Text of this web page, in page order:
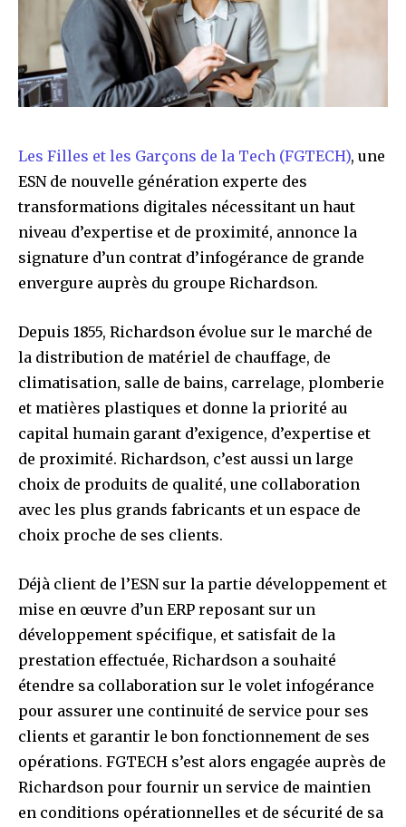
Les Filles et les Garçons de la Tech (FGTECH), une
ESN de nouvelle génération experte des
transformations digitales nécessitant un haut
niveau d’expertise et de proximité, annonce la
signature d’un contrat d’infogérance de grande
envergure auprès du groupe Richardson.
Depuis 1855, Richardson évolue sur le marché de
la distribution de matériel de chauffage, de
climatisation, salle de bains, carrelage, plomberie
et matières plastiques et donne la priorité au
capital humain garant d’exigence, d’expertise et
de proximité. Richardson, c’est aussi un large
choix de produits de qualité, une collaboration
avec les plus grands fabricants et un espace de
choix proche de ses clients.
Déjà client de l’ESN sur la partie développement et
mise en œuvre d’un ERP reposant sur un
développement spécifique, et satisfait de la
prestation effectuée, Richardson a souhaité
étendre sa collaboration sur le volet infogérance
pour assurer une continuité de service pour ses
clients et garantir le bon fonctionnement de ses
opérations. FGTECH s’est alors engagée auprès de
Richardson pour fournir un service de maintien
en conditions opérationnelles et de sécurité de sa